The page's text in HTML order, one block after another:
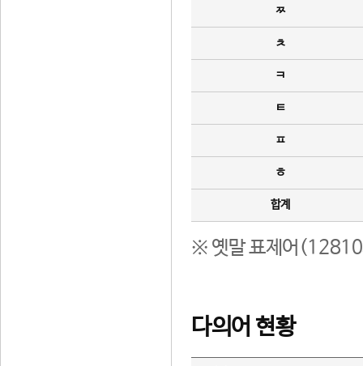
ㅉ
ㅊ
ㅋ
ㅌ
ㅍ
ㅎ
합계
※ 옛말 표제어(12810
다의어 현황